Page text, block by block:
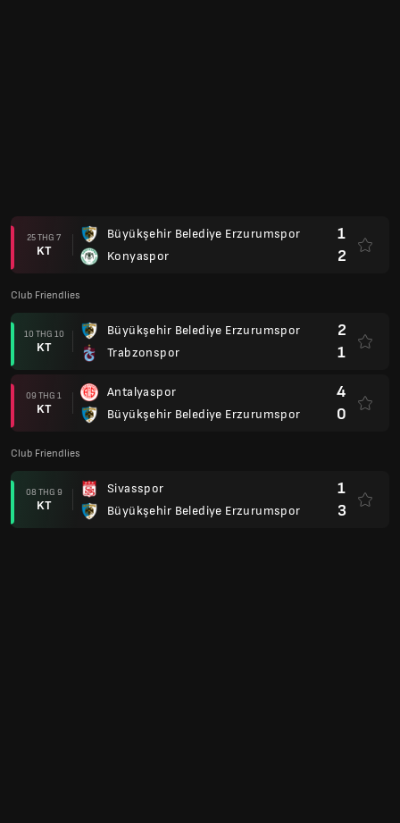
25 THG 7
KT
Büyükşehir Belediye Erzurumspor
Konyaspor
1
2
Club Friendlies
10 THG 10
KT
Büyükşehir Belediye Erzurumspor
Trabzonspor
2
1
09 THG 1
KT
Antalyaspor
Büyükşehir Belediye Erzurumspor
4
0
Club Friendlies
08 THG 9
KT
Sivasspor
Büyükşehir Belediye Erzurumspor
1
3